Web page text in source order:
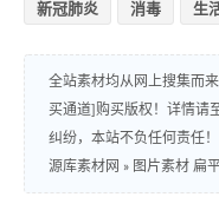
新冠肺炎 消毒 生
全站素材均从网上搜集而
买通道]购买版权！详情请
纠纷，本站不负任何责任！
源库素材网 » 图片素材 扁